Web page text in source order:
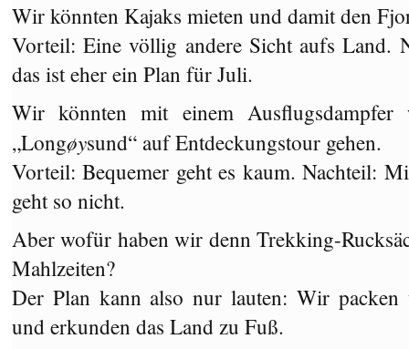
Wir könnten Kajaks mieten und damit den
Vorteil: Eine völlig andere Sicht aufs Land.
das ist eher ein Plan für Juli.
Wir könnten mit einem
„Longøysund“ auf Entdeckungstour gehen.
Vorteil: Bequemer geht es kaum. Nachteil:
geht so nicht.
Aber wofür haben wir denn Trekking-
Mahlzeiten?
Der Plan kann also nur lauten: Wir packen
und erkunden das Land zu Fuß.